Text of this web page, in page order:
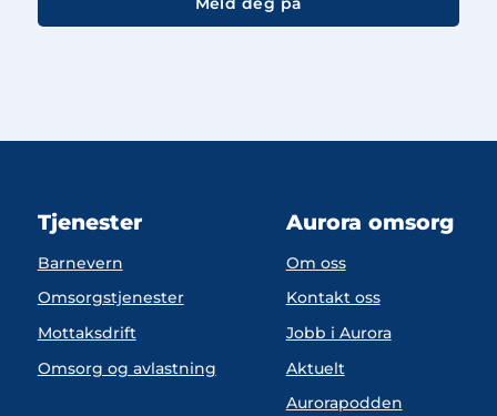
Tjenester
Barnevern
Omsorgstjenester
Mottaksdrift
Omsorg og avlastning
Aurora omsorg
Om oss
Kontakt oss
Jobb i Aurora
Aktuelt
Aurorapodden